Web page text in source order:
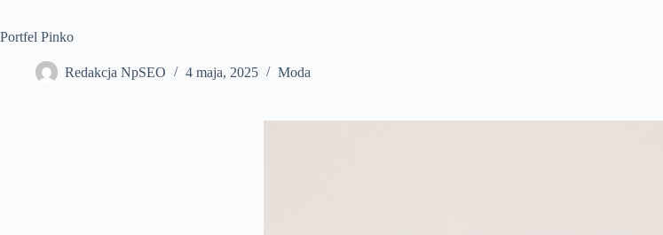
Portfel Pinko
Redakcja NpSEO 4 maja, 2025 Moda